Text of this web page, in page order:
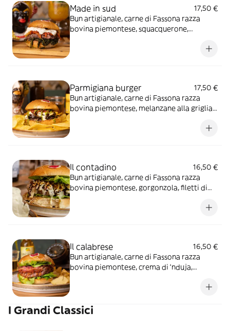
Made in sud
17,50 €
Bun artigianale, carne di Fassona razza
bovina piemontese, squacquerone,
Parmigiana burger
17,50 €
Bun artigianale, carne di Fassona razza
bovina piemontese, melanzane alla griglia,
Il contadino
16,50 €
Bun artigianale, carne di Fassona razza
bovina piemontese, gorgonzola, filetti di
Il calabrese
16,50 €
Bun artigianale, carne di Fassona razza
bovina piemontese, crema di ‘nduja,
I Grandi Classici